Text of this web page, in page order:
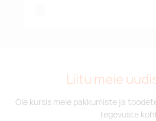
Liitu meie
Ole kursis meie pakkumiste ja
tegevuste